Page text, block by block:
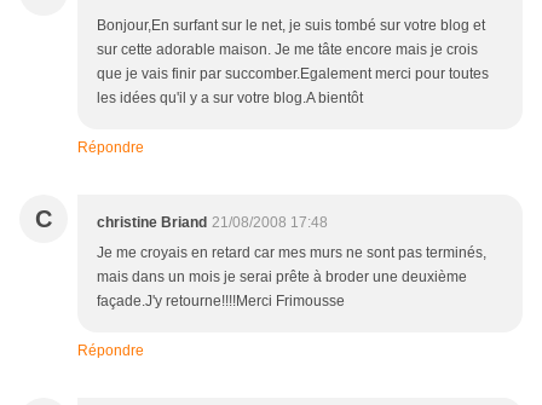
Bonjour,En surfant sur le net, je suis tombé sur votre blog et
sur cette adorable maison. Je me tâte encore mais je crois
que je vais finir par succomber.Egalement merci pour toutes
les idées qu'il y a sur votre blog.A bientôt
Répondre
C christine Briand 21/08/2008 17:48
Je me croyais en retard car mes murs ne sont pas terminés,
mais dans un mois je serai prête à broder une deuxième
façade.J'y retourne!!!!Merci Frimousse
Répondre